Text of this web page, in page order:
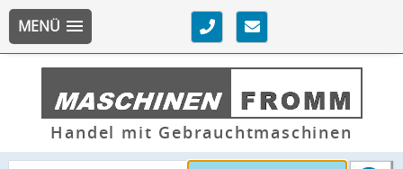
MENÜ
Handel mit Gebrauchtmaschinen